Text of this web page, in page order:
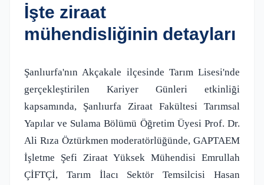
İşte ziraat
mühendisliğinin detayları
Şanlıurfa'nın Akçakale ilçesinde Tarım Lisesi'nde
gerçekleştirilen Kariyer Günleri etkinliği
kapsamında, Şanlıurfa Ziraat Fakültesi Tarımsal
Yapılar ve Sulama Bölümü Öğretim Üyesi Prof. Dr.
Ali Rıza Öztürkmen moderatörlüğünde, GAPTAEM
İşletme Şefi Ziraat Yüksek Mühendisi Emrullah
ÇİFTÇİ, Tarım İlacı Sektör Temsilcisi Hasan